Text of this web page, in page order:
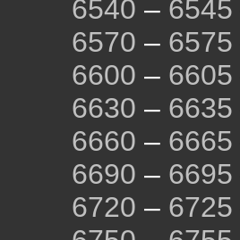
6540 – 6545
6570 – 6575
6600 – 6605
6630 – 6635
6660 – 6665
6690 – 6695
6720 – 6725